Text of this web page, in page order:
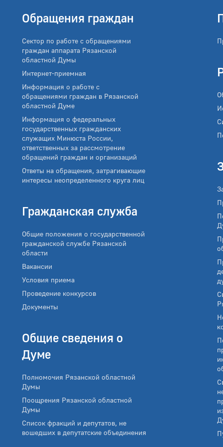
Обращения граждан
Сектор по работе с обращениями
граждан аппарата Рязанской
областной Думы
Интернет-приемная
Информация о работе с
обращениями граждан в Рязанской
областной Думе
Информация о федеральных
государственных гражданских
служащих Минюста России,
ответственных за рассмотрение
обращений граждан и организаций
Ответы на обращения, затрагивающие
интересы неопределенного круга лиц
Гражданская служба
Общие положения о государственной
гражданской службе Рязанской
области
Вакансии
Условия приема
Проведение конкурсов
Документы
Общие сведения о
Думе
Полномочия Рязанской областной
Думы
Поощрения Рязанской областной
Думы
Список фракций и депутатов, не
вошедших в депутатские объединения